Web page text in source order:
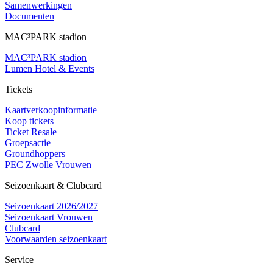
Samenwerkingen
Documenten
MAC³PARK stadion
MAC³PARK stadion
Lumen Hotel & Events
Tickets
Kaartverkoopinformatie
Koop tickets
Ticket Resale
Groepsactie
Groundhoppers
PEC Zwolle Vrouwen
Seizoenkaart & Clubcard
Seizoenkaart 2026/2027
Seizoenkaart Vrouwen
Clubcard
Voorwaarden seizoenkaart
Service